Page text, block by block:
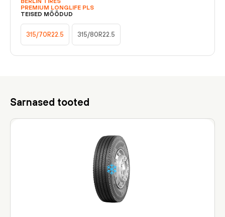
PREMIUM LONGLIFE PLS
TEISED MÕÕDUD
315/70R22.5 315/80R22.5
Sarnased tooted